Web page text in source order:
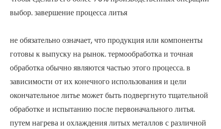
выбор. завершение процесса литья
не обязательно означает, что продукция или компоненты
готовы к выпуску на рынок. термообработка и точная
обработка обычно являются частью этого процесса. в
зависимости от их конечного использования и цели
окончательное литье может быть подвергнуто тщательной
обработке и испытанию после первоначального литья.
путем нагрева и охлаждения литых металлов с различной